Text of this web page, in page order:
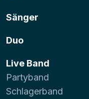
Sänger
Duo
Live Band
Partyband
Schlagerband